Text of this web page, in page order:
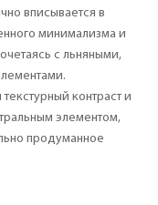
вписывается в
минимализма и
с льняными,
контраст и
элементом,
продуманное